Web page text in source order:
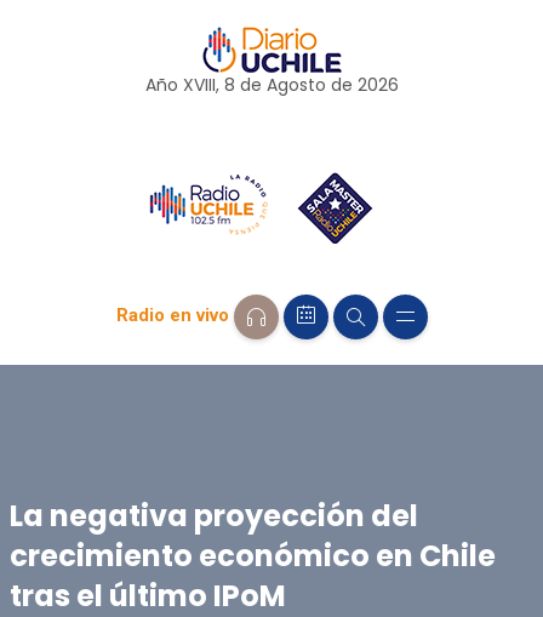
Año XVIII, 8 de Agosto de 2026
Radio en vivo
La negativa proyección del
crecimiento económico en Chile
tras el último IPoM